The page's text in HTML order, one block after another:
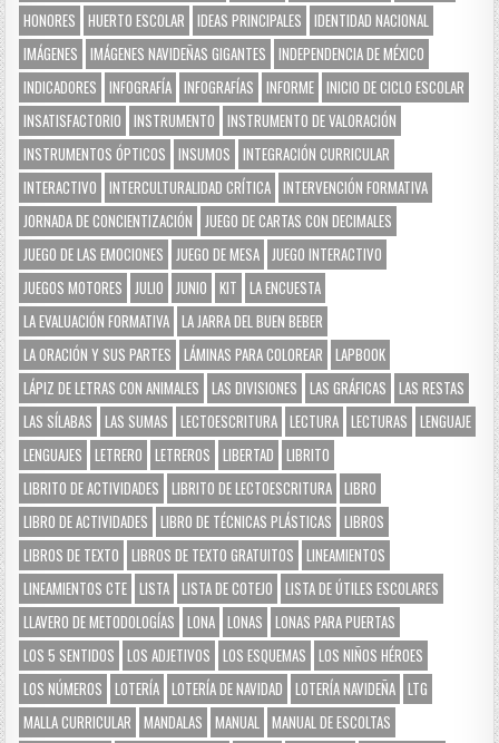
HONORES
HUERTO ESCOLAR IDEAS PRINCIPALES
IDENTIDAD NACIONAL
IMÁGENES
IMÁGENES NAVIDEÑAS GIGANTES
INDEPENDENCIA DE MÉXICO
INDICADORES
INFOGRAFÍA INFOGRAFÍAS INFORME INICIO DE CICLO ESCOLAR
INSATISFACTORIO
INSTRUMENTO
INSTRUMENTO DE VALORACIÓN
INSTRUMENTOS ÓPTICOS
INSUMOS
INTEGRACIÓN CURRICULAR
INTERACTIVO
INTERCULTURALIDAD CRÍTICA INTERVENCIÓN FORMATIVA
JORNADA DE CONCIENTIZACIÓN
JUEGO DE CARTAS CON DECIMALES
JUEGO DE LAS EMOCIONES
JUEGO DE MESA JUEGO INTERACTIVO
JUEGOS MOTORES
JULIO JUNIO KIT
LA ENCUESTA
LA EVALUACIÓN FORMATIVA LA JARRA DEL BUEN BEBER
LA ORACIÓN Y SUS PARTES
LÁMINAS PARA COLOREAR
LAPBOOK
LÁPIZ DE LETRAS CON ANIMALES
LAS DIVISIONES LAS GRÁFICAS
LAS RESTAS
LAS SÍLABAS
LAS SUMAS LECTOESCRITURA LECTURA LECTURAS
LENGUAJE
LENGUAJES
LETRERO LETREROS LIBERTAD
LIBRITO
LIBRITO DE ACTIVIDADES
LIBRITO DE LECTOESCRITURA LIBRO
LIBRO DE ACTIVIDADES
LIBRO DE TÉCNICAS PLÁSTICAS
LIBROS
LIBROS DE TEXTO
LIBROS DE TEXTO GRATUITOS
LINEAMIENTOS
LINEAMIENTOS CTE LISTA LISTA DE COTEJO
LISTA DE ÚTILES ESCOLARES
LLAVERO DE METODOLOGÍAS
LONA LONAS
LONAS PARA PUERTAS
LOS 5 SENTIDOS
LOS ADJETIVOS LOS ESQUEMAS
LOS NIÑOS HÉROES
LOS NÚMEROS
LOTERÍA LOTERÍA DE NAVIDAD LOTERÍA NAVIDEÑA LTG
MALLA CURRICULAR
MANDALAS MANUAL MANUAL DE ESCOLTAS